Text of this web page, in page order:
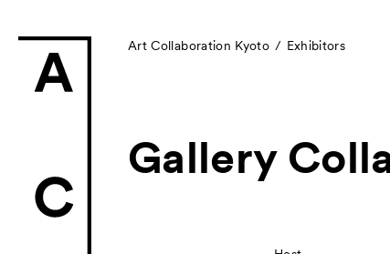
Art Collaboration Kyoto Exhibitors
Gallery